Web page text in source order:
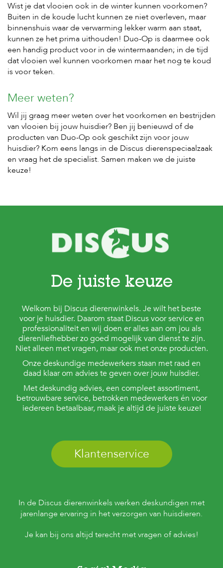
Wist je dat vlooien ook in de winter kunnen voorkomen?
Buiten in de koude lucht kunnen ze niet overleven, maar
binnenshuis waar de verwarming lekker warm aan staat,
kunnen ze het prima uithouden! Duo-Op is daarmee ook
een handig product voor in de wintermaanden; in de tijd
dat vlooien wel kunnen voorkomen maar het nog te koud
is voor teken.
Meer weten?
Wil jij graag meer weten over het voorkomen en bestrijden
van vlooien bij jouw huisdier? Ben jij benieuwd of de
producten van Duo-Op ook geschikt zijn voor jouw
huisdier? Kom eens langs in de Discus dierenspeciaalzaak
en vraag het de specialist. Samen maken we de juiste
keuze!
De juiste keuze
Welkom bij Discus dierenwinkels. Je wilt het beste
voor je huisdier. Daarom staat Discus voor service en
professionaliteit en wij doen er alles aan om jou als
dierenliefhebber zo goed mogelijk van dienst te zijn.
Niet alleen met vragen, maar ook met onze producten.
Onze deskundige medewerkers staan met raad en
daad klaar om advies te geven over jouw huisdier.
Met deskundig advies, een compleet assortiment,
betrouwbare service, betrokken medewerkers én voor
iedereen betaalbaar, maak je altijd de juiste keuze!
Klantenservice
In de Discus dierenwinkels werken deskundigen met
jarenlange ervaring in het verzorgen van huisdieren.
Je kan bij ons altijd terecht met vragen of advies!